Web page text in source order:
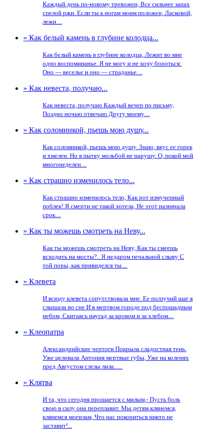
Каждый день по-новому тревожен, Все сильнее запах
спелой ржи. Если ты к ногам моим положен, Ласковой,
лежи....
» Как белый камень в глубине колодца...
Как белый камень в глубине колодца, Лежит во мне
одно воспоминанье. Я не могу и не хочу бороться:
Оно — веселье и оно — страданье....
» Как невеста, получаю...
Как невеста, получаю Каждый вечер по письму,
Поздно ночью отвечаю Другу моему....
» Как соломинкой, пьешь мою душу...
Как соломинкой, пьешь мою душу. Знаю, вкус ее горек
и хмелен. Но я пытку мольбой не нарушу. О, покой мой
многонеделен....
» Как страшно изменилось тело...
Как страшно изменилось тело, Как рот измученный
поблек! Я смерти не такой хотела, Не этот назначала
срок....
» Как ты можешь смотреть на Неву...
Как ты можешь смотреть на Неву, Как ты смеешь
всходить на мосты?.. Я недаром печальной слыву С
той поры, как привиделся ты....
» Клевета
И всюду клевета сопутствовала мне. Ее ползучий шаг я
слышала во сне И в мертвом городе под беспощадным
небом, Скитаясь наугад за кровом и за хлебом....
» Клеопатра
Александрийские чертоги Покрыла сладостная тень.
Уже целовала Антония мертвые губы, Уже на коленях
пред Августом слезы лила......
» Клятва
И та, что сегодня прощается с милым,- Пусть боль
свою в силу она переплавит. Мы детям клянемся,
клянемся могилам, Что нас покориться никто не
заставит!...